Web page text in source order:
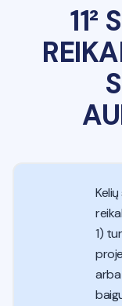
11²
1)